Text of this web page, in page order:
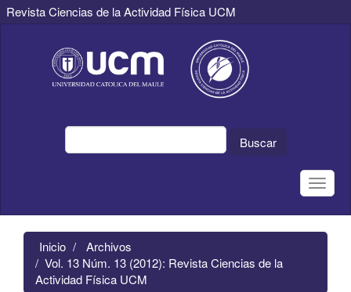
Revista Ciencias de la Actividad Física UCM
principal
Contenido
principal
Buscar
Toggle
Inicio
Archivos
Vol. 13 Núm. 13 (2012): Revista Ciencias de la
Actividad Física UCM